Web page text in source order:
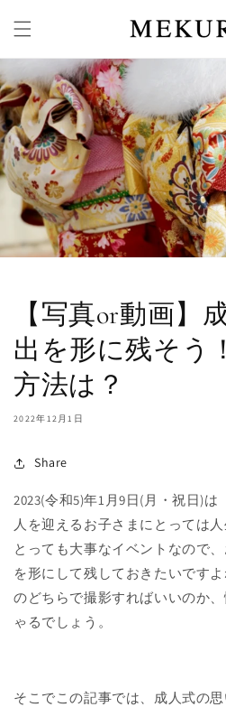
ンツに
進む
【写真or動画】
出を形に残そう
方法は？
2022年12月1日
Share
2023(令和5)年1月9日(月・祝日)
人を迎えるお子さまにとっては
とっても大事なイベントなので
を形にして残しておきたいです
のどちらで撮影すればいいのか
ゃるでしょう。
そこでこの記事では、成人式の